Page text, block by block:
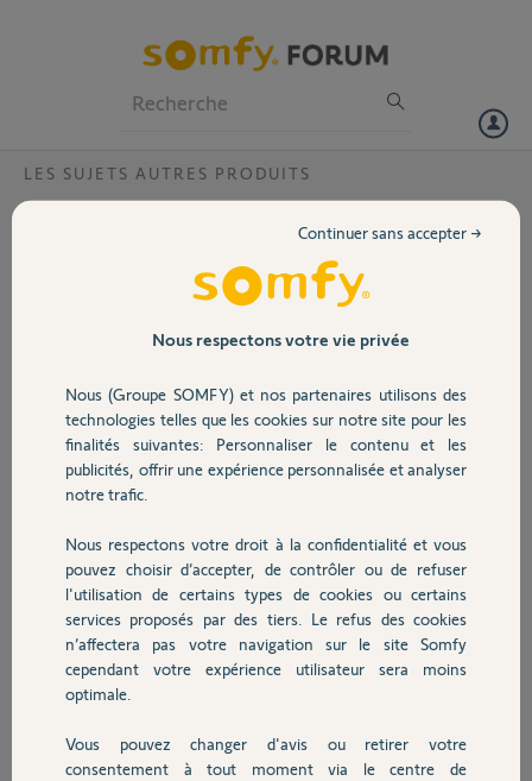
Volet
Sécurité
Domotique
Chauffage
Autres produits
Devis avec un pro
LES SUJETS AUTRES PRODUITS
Bonjour,
Depuis la mise à jour je
n'ai que la caméra
intérieure qui fonctionne.
Je ne trouve plus les
fenêtres, l'alarme sonore
et les badges.
J'ai réinstallé le logiciel, toujours la même chose.
Je n'arrive plus à connecter mon link.
Mon installation date d'une dizaine d'année
Merci et belle semaine.
Daniel
Merci,
Daniel B.
il y a presque 2 ans
Nous respectons votre vie privée
Nous (Groupe SOMFY) et nos partenaires utilisons des
technologies telles que les cookies sur notre site pour les
finalités suivantes: Personnaliser le contenu et les
publicités, offrir une expérience personnalisée et analyser
notre trafic.
Nous respectons votre droit à la confidentialité et vous
pouvez choisir d’accepter, de contrôler ou de refuser
l'utilisation de certains types de cookies ou certains
services proposés par des tiers. Le refus des cookies
n’affectera pas votre navigation sur le site Somfy
cependant votre expérience utilisateur sera moins
optimale.
Vous pouvez changer d'avis ou retirer votre
consentement à tout moment via le centre de
Continuer sans accepter →